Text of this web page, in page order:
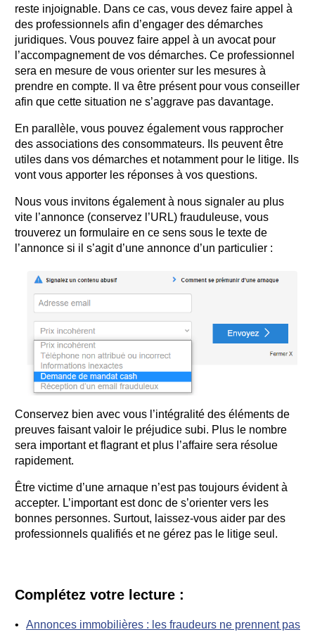
reste injoignable. Dans ce cas, vous devez faire appel à
des professionnels afin d’engager des démarches
juridiques. Vous pouvez faire appel à un avocat pour
l’accompagnement de vos démarches. Ce professionnel
sera en mesure de vous orienter sur les mesures à
prendre en compte. Il va être présent pour vous conseiller
afin que cette situation ne s’aggrave pas davantage.
En parallèle, vous pouvez également vous rapprocher
des associations des consommateurs. Ils peuvent être
utiles dans vos démarches et notamment pour le litige. Ils
vont vous apporter les réponses à vos questions.
Nous vous invitons également à nous signaler au plus
vite l’annonce (conservez l’URL) frauduleuse, vous
trouverez un formulaire en ce sens sous le texte de
l’annonce si il s’agit d’une annonce d’un particulier :
Conservez bien avec vous l’intégralité des éléments de
preuves faisant valoir le préjudice subi. Plus le nombre
sera important et flagrant et plus l’affaire sera résolue
rapidement.
Être victime d’une arnaque n’est pas toujours évident à
accepter. L’important est donc de s’orienter vers les
bonnes personnes. Surtout, laissez-vous aider par des
professionnels qualifiés et ne gérez pas le litige seul.
Complétez votre lecture :
Annonces immobilières : les fraudeurs ne prennent pas